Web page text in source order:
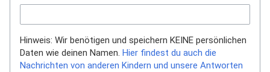
Hinweis: Wir benötigen und speichern KEINE persönlichen
Daten wie deinen Namen. Hier findest du auch die
Nachrichten von anderen Kindern und unsere Antworten